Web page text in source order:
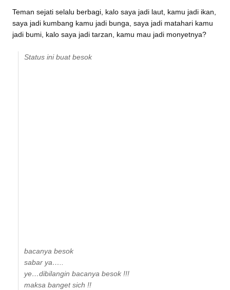
Teman sejati selalu berbagi, kalo saya jadi laut, kamu jadi ikan,
saya jadi kumbang kamu jadi bunga, saya jadi matahari kamu
jadi bumi, kalo saya jadi tarzan, kamu mau jadi monyetnya?
Status ini buat besok
bacanya besok
sabar ya…..
ye…dibilangin bacanya besok !!!
maksa banget sich !!